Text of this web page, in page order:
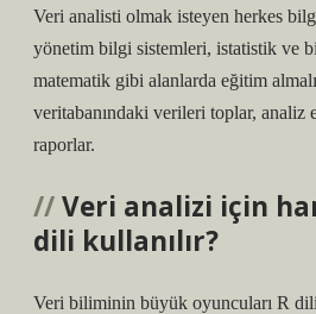
Veri analisti olmak isteyen herkes
yönetim bilgi sistemleri, istatistik ve
matematik gibi alanlarda eğitim
veritabanındaki verileri toplar, analiz
raporlar.
Veri analizi için
dili kullanılır?
Veri biliminin büyük oyuncuları R